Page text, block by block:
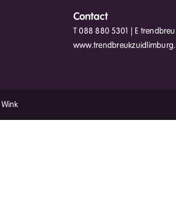
Contact
T088 880 5301 | E